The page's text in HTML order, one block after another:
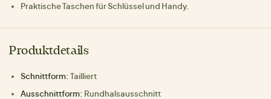
Praktische Taschen für Schlüssel und Handy.
Produktdetails
Schnittform: Tailliert
Ausschnittform: Rundhalsausschnitt